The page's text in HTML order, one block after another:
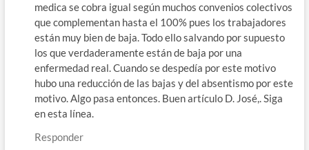
medica se cobra igual según muchos convenios colectivos
que complementan hasta el 100% pues los trabajadores
están muy bien de baja. Todo ello salvando por supuesto
los que verdaderamente están de baja por una
enfermedad real. Cuando se despedía por este motivo
hubo una reducción de las bajas y del absentismo por este
motivo. Algo pasa entonces. Buen artículo D. José,. Siga
en esta línea.
Responder